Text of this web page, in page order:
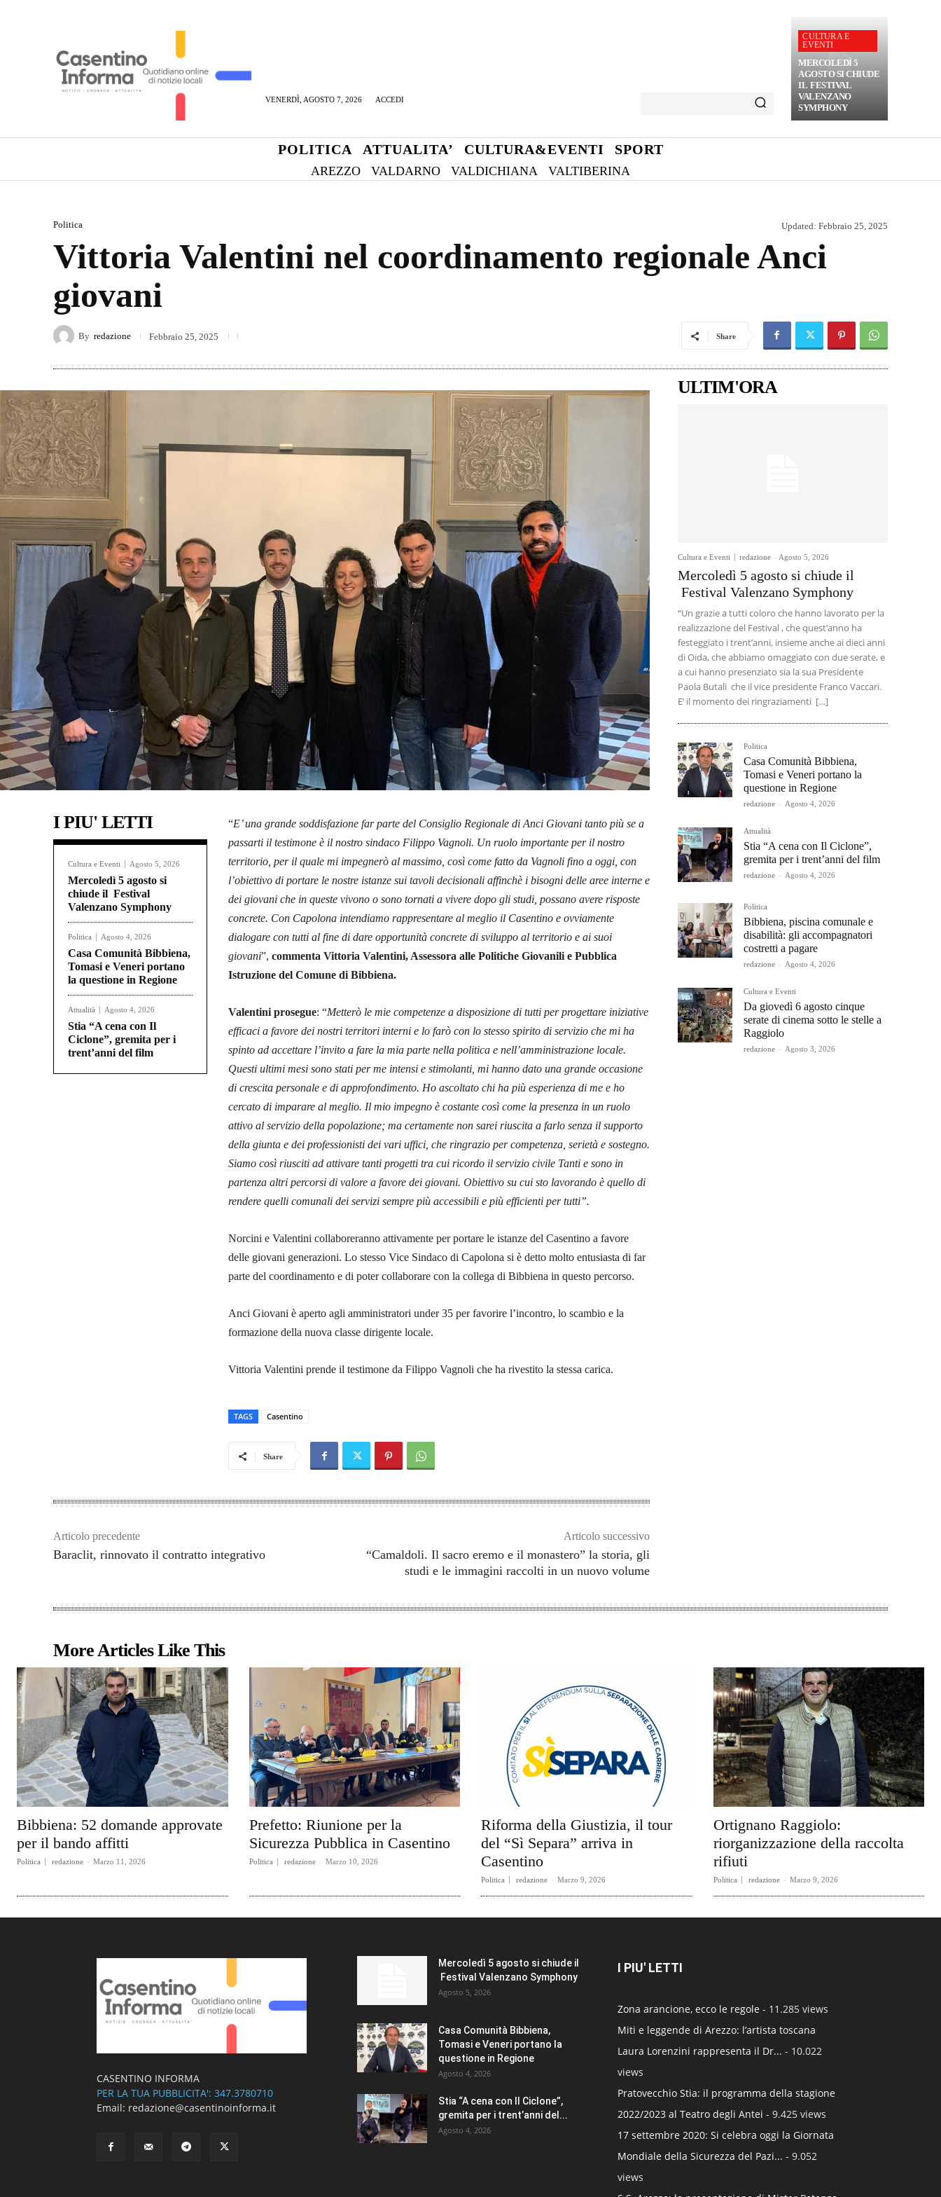
VENERDÌ, AGOSTO 7, 2026 ACCEDI
CULTURA E
EVENTI
MERCOLEDÌ 5
AGOSTO SI CHIUDE
IL FESTIVAL
VALENZANO
SYMPHONY
POLITICA ATTUALITA’ CULTURA&EVENTI SPORT
AREZZO VALDARNO VALDICHIANA VALTIBERINA
Politica Updated: Febbraio 25, 2025
Vittoria Valentini nel coordinamento regionale Anci
giovani
By redazione Febbraio 25, 2025 Share
I PIU' LETTI
Cultura e Eventi Agosto 5, 2026
Mercoledì 5 agosto si
chiude il Festival
Valenzano Symphony
Politica Agosto 4, 2026
Casa Comunità Bibbiena,
Tomasi e Veneri portano
la questione in Regione
Attualità Agosto 4, 2026
Stia “A cena con Il
Ciclone”, gremita per i
trent’anni del film
“E’ una grande soddisfazione far parte del Consiglio Regionale di Anci Giovani tanto più se a
passarti il testimone è il nostro sindaco Filippo Vagnoli. Un ruolo importante per il nostro
territorio, per il quale mi impegnerò al massimo, così come fatto da Vagnoli fino a oggi, con
l’obiettivo di portare le nostre istanze sui tavoli decisionali affinchè i bisogni delle aree interne e
dei giovani che in queste vivono o sono tornati a vivere dopo gli studi, possano avere risposte
concrete. Con Capolona intendiamo rappresentare al meglio il Casentino e ovviamente
dialogare con tutti al fine di dare opportunità concrete di sviluppo al territorio e ai suoi
giovani”, commenta Vittoria Valentini, Assessora alle Politiche Giovanili e Pubblica
Istruzione del Comune di Bibbiena.
Valentini prosegue: “Metterò le mie competenze a disposizione di tutti per progettare iniziative
efficaci a favore dei nostri territori interni e lo farò con lo stesso spirito di servizio che mi ha
spinto ad accettare l’invito a fare la mia parte nella politica e nell’amministrazione locale.
Questi ultimi mesi sono stati per me intensi e stimolanti, mi hanno dato una grande occasione
di crescita personale e di approfondimento. Ho ascoltato chi ha più esperienza di me e ho
cercato di imparare al meglio. Il mio impegno è costante così come la presenza in un ruolo
attivo al servizio della popolazione; ma certamente non sarei riuscita a farlo senza il supporto
della giunta e dei professionisti dei vari uffici, che ringrazio per competenza, serietà e sostegno.
Siamo così riusciti ad attivare tanti progetti tra cui ricordo il servizio civile Tanti e sono in
partenza altri percorsi di valore a favore dei giovani. Obiettivo su cui sto lavorando è quello di
rendere quelli comunali dei servizi sempre più accessibili e più efficienti per tutti”.
Norcini e Valentini collaboreranno attivamente per portare le istanze del Casentino a favore
delle giovani generazioni. Lo stesso Vice Sindaco di Capolona si è detto molto entusiasta di far
parte del coordinamento e di poter collaborare con la collega di Bibbiena in questo percorso.
Anci Giovani è aperto agli amministratori under 35 per favorire l’incontro, lo scambio e la
formazione della nuova classe dirigente locale.
Vittoria Valentini prende il testimone da Filippo Vagnoli che ha rivestito la stessa carica.
TAGS Casentino
Share
Articolo precedente
Baraclit, rinnovato il contratto integrativo
Articolo successivo
“Camaldoli. Il sacro eremo e il monastero” la storia, gli
studi e le immagini raccolti in un nuovo volume
ULTIM'ORA
Cultura e Eventi redazione - Agosto 5, 2026
Mercoledì 5 agosto si chiude il
Festival Valenzano Symphony
“Un grazie a tutti coloro che hanno lavorato per la
realizzazione del Festival , che quest’anno ha
festeggiato i trent’anni, insieme anche ai dieci anni
di Oida, che abbiamo omaggiato con due serate, e
a cui hanno presenziato sia la sua Presidente
Paola Butali che il vice presidente Franco Vaccari.
E’ il momento dei ringraziamenti […]
Politica
Casa Comunità Bibbiena,
Tomasi e Veneri portano la
questione in Regione
redazione - Agosto 4, 2026
Attualità
Stia “A cena con Il Ciclone”,
gremita per i trent’anni del film
redazione - Agosto 4, 2026
Politica
Bibbiena, piscina comunale e
disabilità: gli accompagnatori
costretti a pagare
redazione - Agosto 4, 2026
Cultura e Eventi
Da giovedì 6 agosto cinque
serate di cinema sotto le stelle a
Raggiolo
redazione - Agosto 3, 2026
More Articles Like This
Bibbiena: 52 domande approvate
per il bando affitti
Politica redazione - Marzo 11, 2026
Prefetto: Riunione per la
Sicurezza Pubblica in Casentino
Politica redazione - Marzo 10, 2026
Riforma della Giustizia, il tour
del “Sì Separa” arriva in
Casentino
Politica redazione - Marzo 9, 2026
Ortignano Raggiolo:
riorganizzazione della raccolta
rifiuti
Politica redazione - Marzo 9, 2026
CASENTINO INFORMA
PER LA TUA PUBBLICITA': 347.3780710
Email: redazione@casentinoinforma.it
Mercoledì 5 agosto si chiude il
Festival Valenzano Symphony
Agosto 5, 2026
Casa Comunità Bibbiena,
Tomasi e Veneri portano la
questione in Regione
Agosto 4, 2026
Stia “A cena con Il Ciclone”,
gremita per i trent’anni del...
Agosto 4, 2026
I PIU' LETTI
Zona arancione, ecco le regole - 11.285 views
Miti e leggende di Arezzo: l’artista toscana
Laura Lorenzini rappresenta il Dr... - 10.022
views
Pratovecchio Stia: il programma della stagione
2022/2023 al Teatro degli Antei - 9.425 views
17 settembre 2020: Si celebra oggi la Giornata
Mondiale della Sicurezza del Pazi... - 9.052
views